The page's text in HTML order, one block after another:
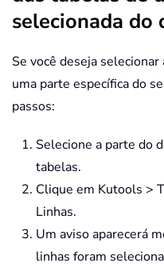
selecionada do
Se você deseja
uma parte específica do
passos:
Selecione a parte do
tabelas.
Clique em Kutools >
Linhas.
Um aviso aparecerá
linhas foram